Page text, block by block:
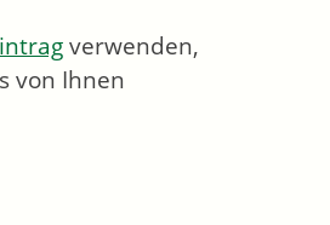
verwenden,
von Ihnen